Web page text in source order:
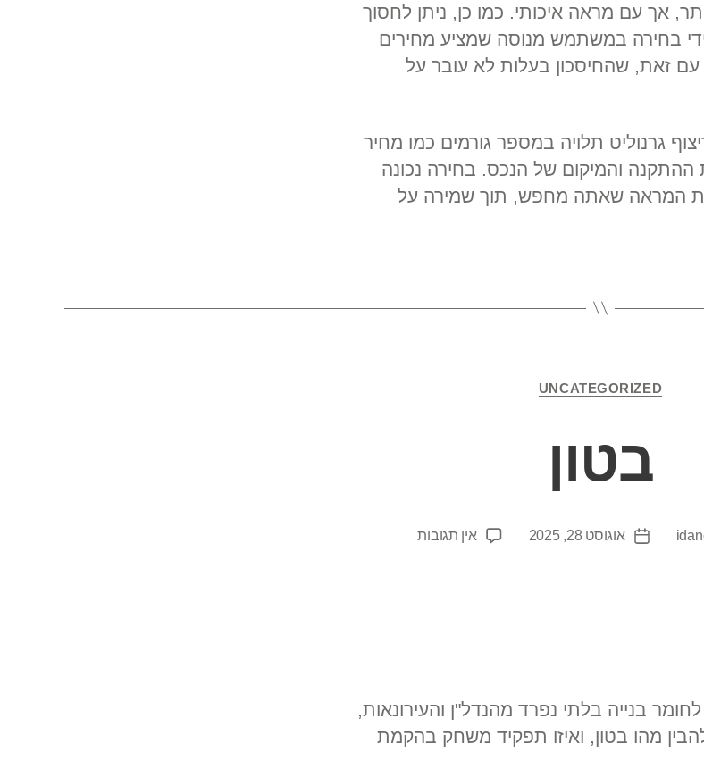
אך עם מראה איכותי. כמו כן, ניתן לחסוך
בחירה במשתמש מנוסה שמציע מחירים
עם זאת, שהחיסכון בעלות לא עובר על
גרנוליט תלויה במספר גורמים כמו מחיר
ההתקנה והמיקום של הנכס. בחירה נכונה
המראה שאתה מחפש, תוך שמירה על
UNCATEGORIZED
בטון
אוגוסט 28, 2025 אין תגובות
בנייה בלתי נפרד מהנדל"ן והעירונאות,
מהו בטון, ואיזו תפקיד משחק בהקמת